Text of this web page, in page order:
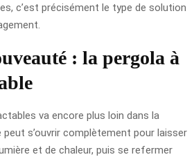
c’est précisément le type de solution
: la pergola à
va encore plus loin dans la
s’ouvrir complètement pour laisser
et de chaleur, puis se refermer